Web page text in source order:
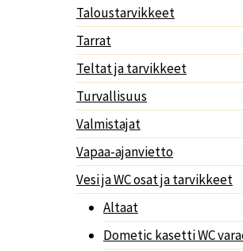
Taloustarvikkeet
Tarrat
Teltat ja tarvikkeet
Turvallisuus
Valmistajat
Vapaa-ajanvietto
Vesi ja WC osat ja tarvikkeet
Altaat
Dometic kasetti WC